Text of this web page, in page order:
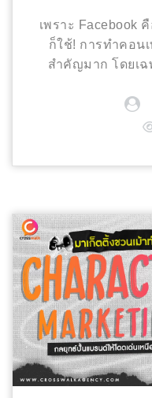
ไป ประเภทของแ
กับ ROI ที่คาด
Marketing มีห
เพิ่มการรับรู้แ
Campaigns): ROI
การกล่าวถึงแบรน
Campaigns): ROI
ขึ้น, จำนวน
และ ROI ที่คำน
แคมเปญสร้าง
อัตราการมีส่วนร่วม
ความคิดเห็น, จำ
ของฐานผู้ติดตาม
ROI อาจวัดจาก จ
ชมเว็บไซต์, เวล
ยาว ไม่เร่งขายแ
เทียบกับ
Marketing
ความสนใจทันที เ
SEO,
เน้นย้ำ การให้คุณ
แฟชั่น, อีเวนต์,
Marketing เหมา
หรือบริการที่ต้อง “
เช่น บ้านราคา
ธุรกิจเฉพาะกลุ่ม ก
ชอบหาข้อมูลเอง
high involvement
marketing จะมุ่งเ
ทำให้ลูกค้ารู้สึกส
เพราะ Facebook
ก็ใช้! การทำคอน
สำคัญมาก โดยเ
Facebook มีการ
อย่าปล่อยให้คอน
2025 สำหรับ
ราวสินค้า รีวิว หรื
ตั้งช่วยให้คุณจัดเรี
สวยงาม และดึงดู
สุดครีเอท: ใช้รูปป
ภาพ Highlight สิน
สรุปเนื้อหา – ขน
กับการนำเสนอ
960×1920 px
เนื้อหา: